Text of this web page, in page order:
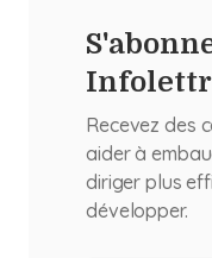
Recevez des
aider à
diriger plus
développer.